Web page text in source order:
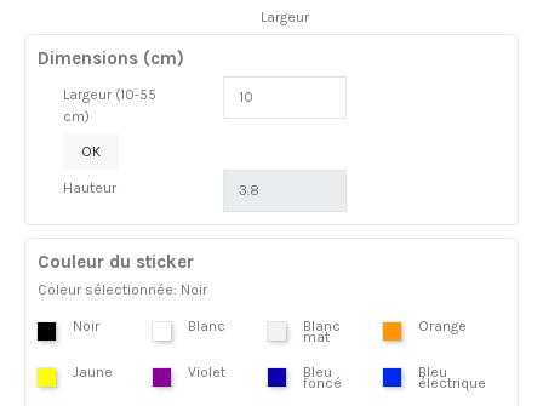
Largeur
Dimensions (cm)
Largeur (10-55
cm)
OK
Hauteur
Couleur du sticker
Coleur sélectionnée: Noir
Noir Blanc Blanc
mat
Orange
Jaune Violet Bleu
foncé
Bleu
électrique